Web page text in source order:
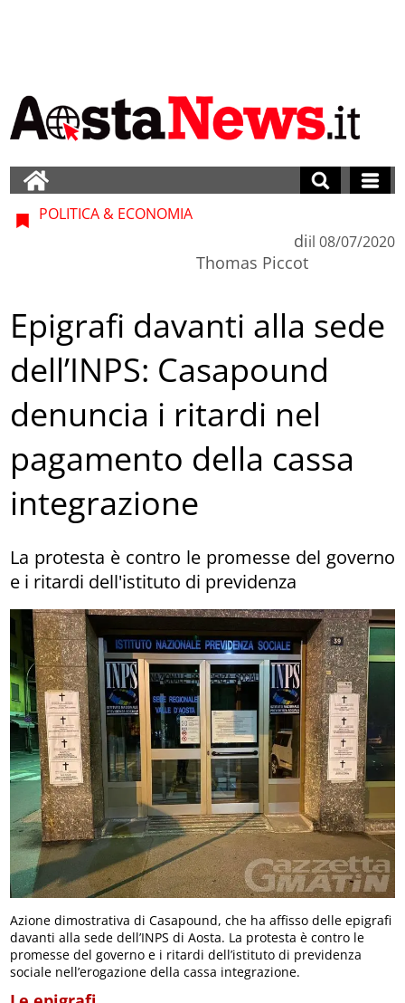
POLITICA & ECONOMIA
di
Thomas Piccot
il 08/07/2020
Epigrafi davanti alla sede
dell’INPS: Casapound
denuncia i ritardi nel
pagamento della cassa
integrazione
La protesta è contro le promesse del governo
e i ritardi dell'istituto di previdenza
Azione dimostrativa di Casapound, che ha affisso delle epigrafi
davanti alla sede dell’INPS di Aosta. La protesta è contro le
promesse del governo e i ritardi dell’istituto di previdenza
sociale nell’erogazione della cassa integrazione.